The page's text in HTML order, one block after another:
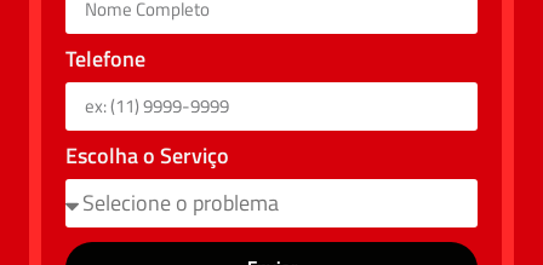
Telefone
Escolha o Serviço